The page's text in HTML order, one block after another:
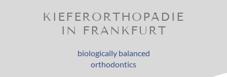
KIEFERORTHOPÄDIE
IN FRANKFURT
biologically balanced
orthodontics